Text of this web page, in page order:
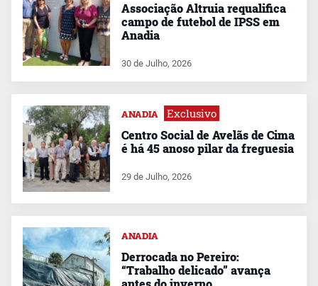
Associação Altruia requalifica
campo de futebol de IPSS em
Anadia
30 de Julho, 2026
ANADIA Exclusivo
Centro Social de Avelãs de Cima
é há 45 anoso pilar da freguesia
29 de Julho, 2026
ANADIA
Derrocada no Pereiro:
“Trabalho delicado” avança